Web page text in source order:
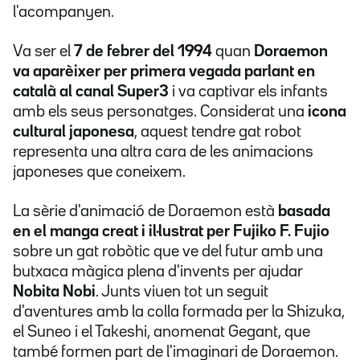
l'acompanyen.
Va ser el 7 de febrer del 1994 quan Doraemon
va aparèixer per primera vegada parlant en
català al canal Super3 i va captivar els infants
amb els seus personatges. Considerat una icona
cultural japonesa, aquest tendre gat robot
representa una altra cara de les animacions
japoneses que coneixem.
La sèrie d'animació de Doraemon està basada
en el manga creat i il·lustrat per Fujiko F. Fujio
sobre un gat robòtic que ve del futur amb una
butxaca màgica plena d'invents per ajudar
Nobita Nobi. Junts viuen tot un seguit
d'aventures amb la colla formada per la Shizuka,
el Suneo i el Takeshi, anomenat Gegant, que
també formen part de l'imaginari de Doraemon.